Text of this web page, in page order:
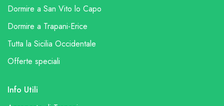
Dormire a San Vito lo Capo
Dormire a Trapani-Erice
Tutta la Sicilia Occidentale
Offerte speciali
Info Utili